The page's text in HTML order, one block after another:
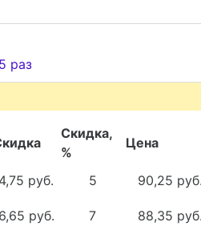
раз
Скидка,
%
Цена
4,75 руб. 5 90,25
6,65 руб. 7 88,35